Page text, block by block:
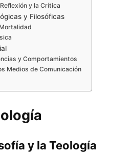
y la Crítica
y Filosóficas
y Comportamientos
Medios de Comunicación
y la Teología